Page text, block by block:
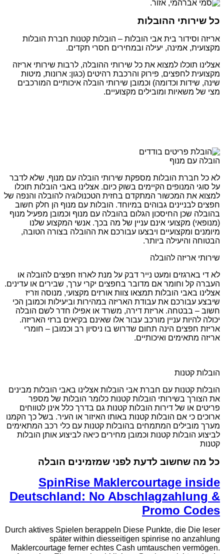
כל שירותי ההובלות
אריזה וסידור בית אבי הובלות – הובלות קטנות חברת הובלות
מקצועית, אמינה, יעילה ובמחירים חסרי תקדים.
אצלינו תוכלו למצוא את כל שירותי ההובלה, לרבות שירותי אריזה
מקצועית לחפצים, פירוק והרכבת רהיטים (כגון: ארונות, מיטות
שינה, שידות וכדומה) וכמובן שירותי הובלה איכותיים המורכבים
מצי של משאיות ומובילים מקצועיים.
הובלה עם מנוף
לא כל חברת הובלות מספקת שירותי הובלה עם מנוף, שלא לדבר
על סוגי המנופים הקיימים בשוק כיום. אצלינו באבי הובלות תוכלו
למצוא את המכשור המתקדם בחזית הטכנולוגיה להובלה והנפה של
חפצים לבניינים גבוהים במיוחד. הובלות עם מנוף הן חלק חשוב
בהובלה שכן החיסכון הגלום בהובלה עם מנוף וכמובן מפעיל מנוף
(מנופאי) מקצועי אינם עניין של מה בכך. אנשי המקצוע שלנו
מיומנים ומקצועיים ויבצעו עבורכם את ההובלה בצורה הטובה,
הבטוחה והיעילה ביותר.
שירותי אריזה להובלה
לא די בארגזים ומעט נייר דבק על מנת לארוז חפצים להובלה או
העברה קל וחומר אם מדובר בחפצים יקרי ערך, שבירים או עדינים.
אצלינו באבי הובלות תמצאו צוות אורזים מקצועי, מנוסה וזריז
שיבצע עבורכם את עבודת האריזה במהירות וביעילות וכמובן הכי
חשוב – בבטחה. אריזת דירה, משרד או אפילו חדר לשם הובלה
יכולה להיות עניין מורכב עבור אלו שאינם בקיאים ברזי האריזה.
אריזת חפצים הינה תחום שדרוש בו ניסיון רב וכמובן – חומרי
אריזה מתאימים ואיכותיים.
הובלות קטנות
הובלות קטנות עם חברת אבי הובלות אצלינו באבי הובלות מבינים
את הצורך בשירותי הובלות קטנות כלומר הובלות של מספר
פריטים או של דירות הובלות קטנות גם בדרך כלל אינן לטווחים
ארוכים כי אם הובלות קטנות באותו האיזור או העיר. בשל כך הקמנו
מערך מובילים המתמחים בהובלות קטנות עם כלי רכב המתאימים
לביצוע הובלות קטנות וכמובן מחירים כיאה לביצוע אותן הובלות
קטנות
כל מה שחשוב לדעת לפני שמזמינים הובלה
SpinRise Maklercourtage inside
Deutschland: No Abschlagzahlung &
Promo Codes
Durch aktives Spielen berappeln Diese Punkte, die Die leser
später within diesseitigen spinrise no anzahlung
Maklercourtage ferner echtes Cash umtauschen vermögen.